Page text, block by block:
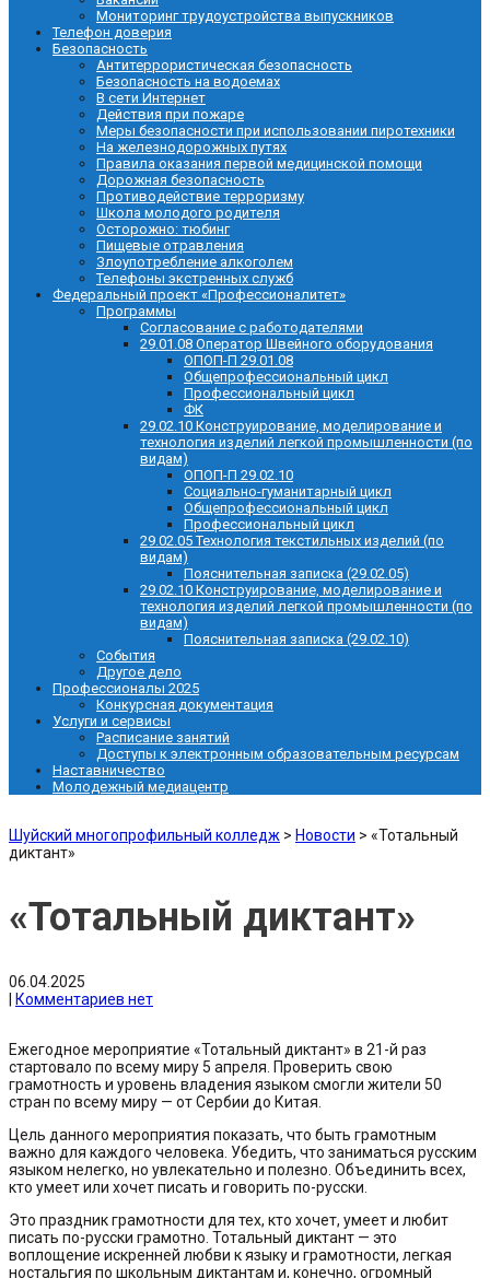
Мониторинг трудоустройства выпускников
Телефон доверия
Безопасность
Антитеррористическая безопасность
Безопасность на водоемах
В сети Интернет
Действия при пожаре
Меры безопасности при использовании пиротехники
На железнодорожных путях
Правила оказания первой медицинской помощи
Дорожная безопасность
Противодействие терроризму
Школа молодого родителя
Осторожно: тюбинг
Пищевые отравления
Злоупотребление алкоголем
Телефоны экстренных служб
Федеральный проект «Профессионалитет»
Программы
Согласование с работодателями
29.01.08 Оператор Швейного оборудования
ОПОП-П 29.01.08
Общепрофессиональный цикл
Профессиональный цикл
ФК
29.02.10 Конструирование, моделирование и
технология изделий легкой промышленности (по
видам)
ОПОП-П 29.02.10
Социально-гуманитарный цикл
Общепрофессиональный цикл
Профессиональный цикл
29.02.05 Технология текстильных изделий (по
видам)
Пояснительная записка (29.02.05)
29.02.10 Конструирование, моделирование и
технология изделий легкой промышленности (по
видам)
Пояснительная записка (29.02.10)
События
Другое дело
Профессионалы 2025
Конкурсная документация
Услуги и сервисы
Расписание занятий
Доступы к электронным образовательным ресурсам
Наставничество
Молодежный медиацентр
Шуйский многопрофильный колледж > Новости > «Тотальный
диктант»
«Тотальный диктант»
06.04.2025
Комментариев нет
Ежегодное мероприятие «Тотальный диктант» в 21-й раз
стартовало по всему миру 5 апреля. Проверить свою
грамотность и уровень владения языком смогли жители 50
стран по всему миру — от Сербии до Китая.
Цель данного мероприятия показать, что быть грамотным
важно для каждого человека. Убедить, что заниматься русским
языком нелегко, но увлекательно и полезно. Объединить всех,
кто умеет или хочет писать и говорить по-русски.
Это праздник грамотности для тех, кто хочет, умеет и любит
писать по-русски грамотно. Тотальный диктант — это
воплощение искренней любви к языку и грамотности, легкая
ностальгия по школьным диктантам и, конечно, огромный